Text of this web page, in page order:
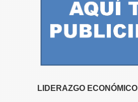
LIDERAZGO ECONÓMICO